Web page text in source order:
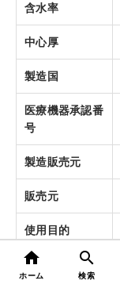
home
ホーム
search
検索
含水率
中心厚
製造国
医療機器承認番
号
製造販売元
販売元
使用目的
納期目安